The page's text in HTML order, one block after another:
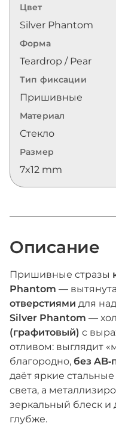
Цвет
Silver Phantom
Форма
Teardrop / Pear
Тип фиксации
Пришивные
Материал
Стекло
Размер
7x12 mm
Описание
Пришивные стразы
Phantom —
отверстиями для
Silver Phantom —
(графитовый) с
отливом: выглядит
благородно, без
даёт яркие
света, а
зеркальный блеск и
глубже.